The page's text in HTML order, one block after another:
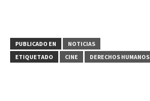
PUBLICADO EN
NOTICIAS
ETIQUETADO
CINE DERECHOS HUMANOS